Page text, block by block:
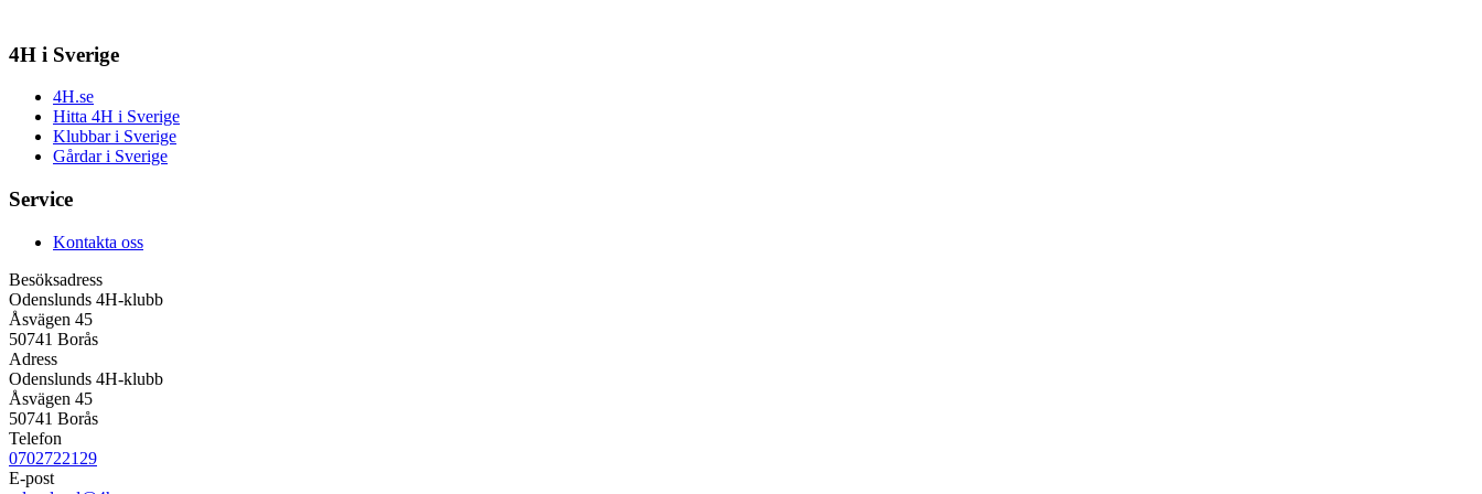
4H i Sverige
4H.se
Hitta 4H i Sverige
Klubbar i Sverige
Gårdar i Sverige
Service
Kontakta oss
Besöksadress
Odenslunds 4H-klubb
Åsvägen 45
50741 Borås
Adress
Odenslunds 4H-klubb
Åsvägen 45
50741 Borås
Telefon
0702722129
E-post